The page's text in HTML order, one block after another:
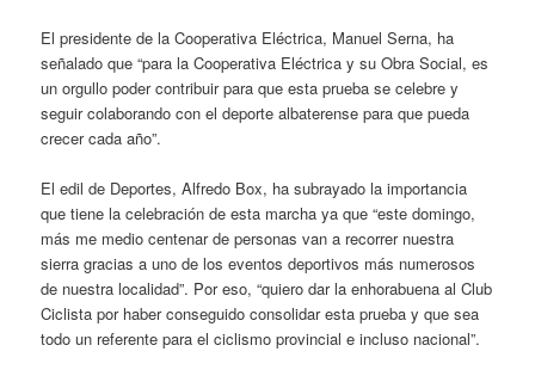
El presidente de la Cooperativa Eléctrica, Manuel Serna, ha
señalado que “para la Cooperativa Eléctrica y su Obra Social, es
un orgullo poder contribuir para que esta prueba se celebre y
seguir colaborando con el deporte albaterense para que pueda
crecer cada año”.
El edil de Deportes, Alfredo Box, ha subrayado la importancia
que tiene la celebración de esta marcha ya que “este domingo,
más me medio centenar de personas van a recorrer nuestra
sierra gracias a uno de los eventos deportivos más numerosos
de nuestra localidad”. Por eso, “quiero dar la enhorabuena al Club
Ciclista por haber conseguido consolidar esta prueba y que sea
todo un referente para el ciclismo provincial e incluso nacional”.